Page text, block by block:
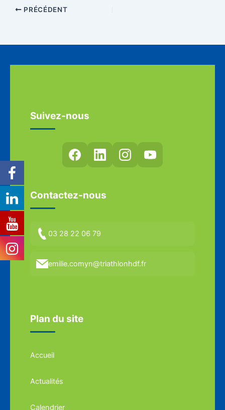
PRÉCÉDENT
Suivez-nous
Contactez-nous
03 28 22 06 79
emilie.comyn@triathlonhdf.fr
Plan du site
Accueil
Actualités
Calendrier